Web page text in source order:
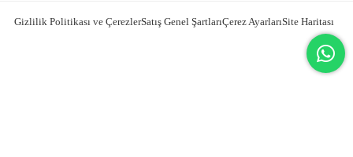
Gizlilik Politikası ve ÇerezlerSatış Genel ŞartlarıÇerez AyarlarıSite Haritası